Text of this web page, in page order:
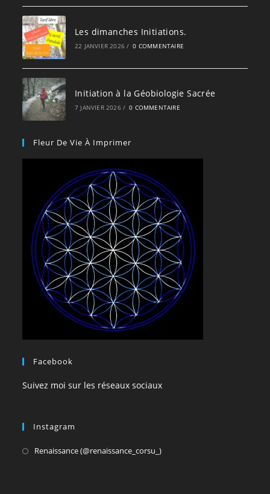
Les dimanches Initiations.
22 JANVIER 2026 / 0 COMMENTAIRE
Initiation à la Géobiologie Sacrée
7 JANVIER 2026 / 0 COMMENTAIRE
Fleur De Vie À Imprimer
Facebook
Suivez moi sur les réseaux sociaux
Instagram
Renaissance (@renaissance_corsu_)S’ouvre